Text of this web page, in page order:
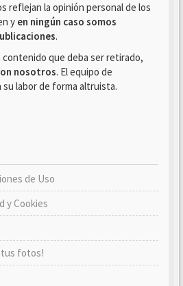
reflejan la opinión personal de los
y en ningún caso somos
.
contenido que deba ser retirado,
nosotros. El equipo de
labor de forma altruista.
de Uso
y Cookies
tus fotos!